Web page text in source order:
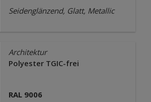
Seidenglänzend, Glatt, Metallic
Architektur
Polyester TGIC-frei
RAL 9006